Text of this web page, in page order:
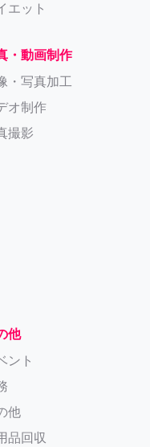
エット
・動画制作
・写真加工
オ制作
撮影
他
ント
他
品回収